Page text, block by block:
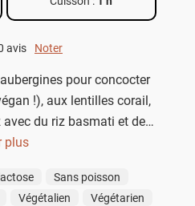
of 5.
avis Noter
pour concocter
!), aux lentilles corail,
du riz basmati et des
chauds.
plus
Sans poisson
Végétalien Végétarien